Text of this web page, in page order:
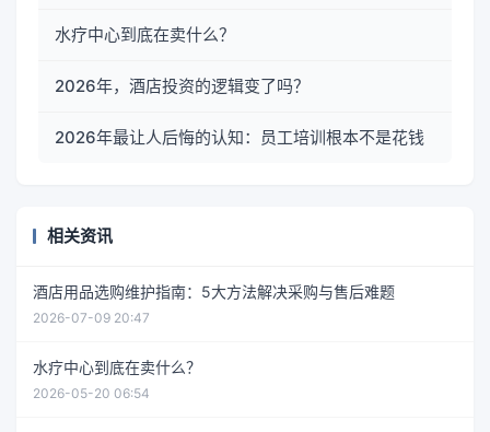
水疗中心到底在卖什么？
2026年，酒店投资的逻辑变了吗？
2026年最让人后悔的认知：员工培训根本不是花钱
相关资讯
酒店用品选购维护指南：5大方法解决采购与售后难题
2026-07-09 20:47
水疗中心到底在卖什么？
2026-05-20 06:54